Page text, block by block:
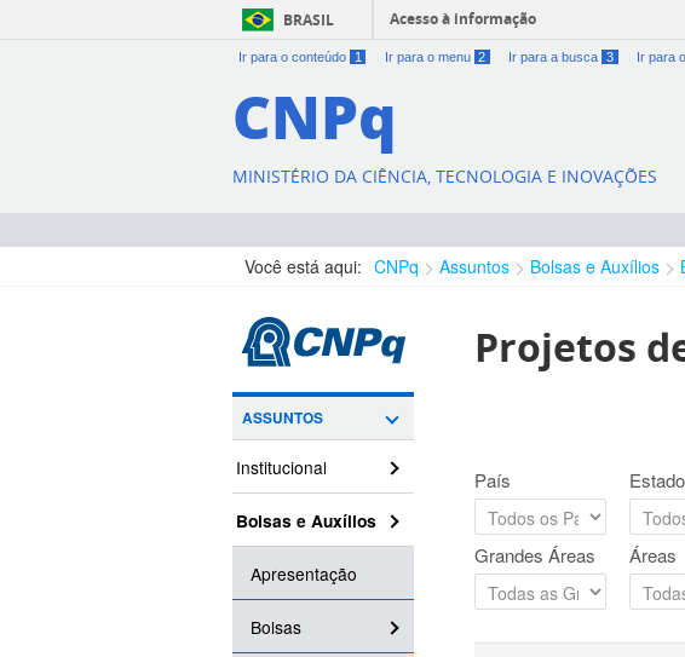
BRASIL Acesso à informação
Ir para o conteúdo 1 Ir para o menu 2 Ir para a busca 3 Ir para
CNPq
MINISTÉRIO DA CIÊNCIA, TECNOLOGIA E INOVAÇÕES
Você está aqui: CNPq Assuntos Bolsas e Auxílios
ASSUNTOS
Institucional
Bolsas e Auxílios
Apresentação
Bolsas
Projetos
País
Grandes Áreas Áreas